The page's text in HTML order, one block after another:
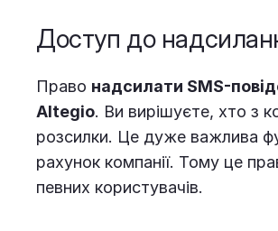
Доступ до
Право надсилати SMS-
Altegio. Ви вирішуєте, хто з
розсилки. Це дуже важлива
рахунок компанії. Тому це
певних користувачів.